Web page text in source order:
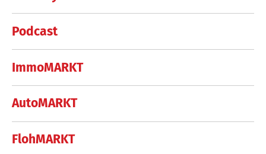
Podcast
ImmoMARKT
AutoMARKT
FlohMARKT